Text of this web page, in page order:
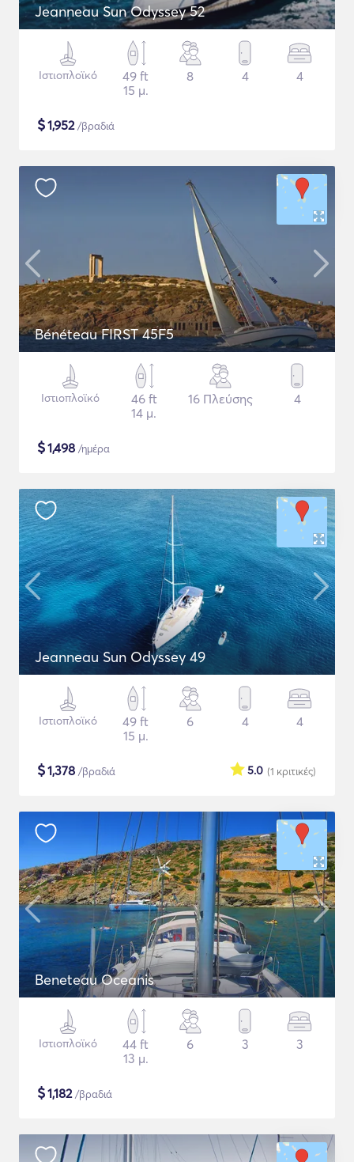
Jeanneau Sun Odyssey 52
Ιστιοπλοϊκό
49 ft
15 μ.
8 4 4
$1,952/βραδιά
Bénéteau FIRST 45F5
Ιστιοπλοϊκό
46 ft
14 μ.
16 Πλεύσης 4
$1,498 /ημέρα
Jeanneau Sun Odyssey 49
Ιστιοπλοϊκό
49 ft
15 μ.
6 4 4
$1,378 /βραδιά (1 κριτικές)
5.0
Beneteau Oceanis
Ιστιοπλοϊκό
44 ft
13 μ.
6 3 3
$1,182/βραδιά